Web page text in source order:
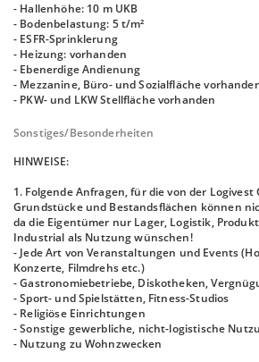
- Hallenhöhe: 10 m UKB
- Bodenbelastung: 5 t/m²
- ESFR-Sprinklerung
- Heizung: vorhanden
- Ebenerdige Andienung
- Mezzanine, Büro- und Sozialfläche
- PKW- und LKW Stellfläche vorhanden
Sonstiges/Besonderheiten
HINWEISE:
1. Folgende Anfragen, für die von der Logivest
Grundstücke und Bestandsflächen können
da die Eigentümer nur Lager, Logistik,
Industrial als Nutzung wünschen!
- Jede Art von Veranstaltungen und Events
Konzerte, Filmdrehs etc.)
- Gastronomiebetriebe, Diskotheken,
- Sport- und Spielstätten, Fitness-Studios
- Religiöse Einrichtungen
- Sonstige gewerbliche, nicht-logistische
- Nutzung zu Wohnzwecken